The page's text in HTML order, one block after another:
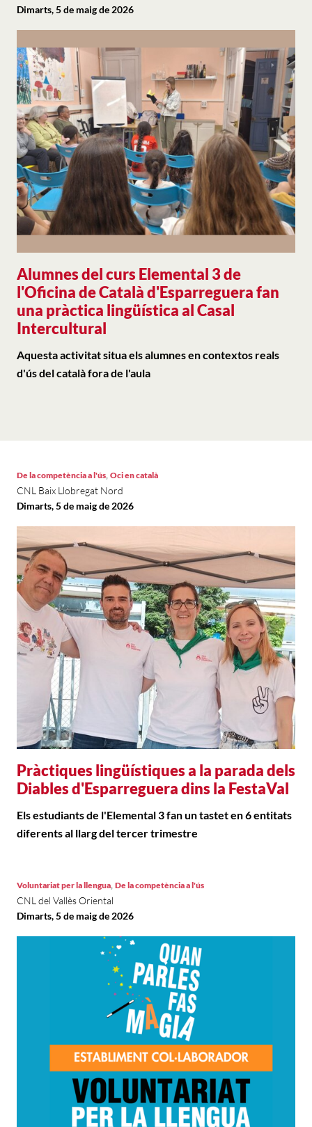
Alumnes del curs Elemental 3 de
l'Oficina de Català d'Esparreguera fan
una pràctica lingüística al Casal
Intercultural
Dimarts, 5 de maig de 2026
Aquesta activitat situa els alumnes en contextos reals
d'ús del català fora de l'aula
Pràctiques lingüístiques a la parada dels
Diables d'Esparreguera dins la FestaVal
De la competència a l'ús, Oci en català
CNL Baix Llobregat Nord
Dimarts, 5 de maig de 2026
Els estudiants de l'Elemental 3 fan un tastet en 6 entitats
diferents al llarg del tercer trimestre
Voluntariat per la llengua, De la competència a l'ús
CNL del Vallès Oriental
Dimarts, 5 de maig de 2026